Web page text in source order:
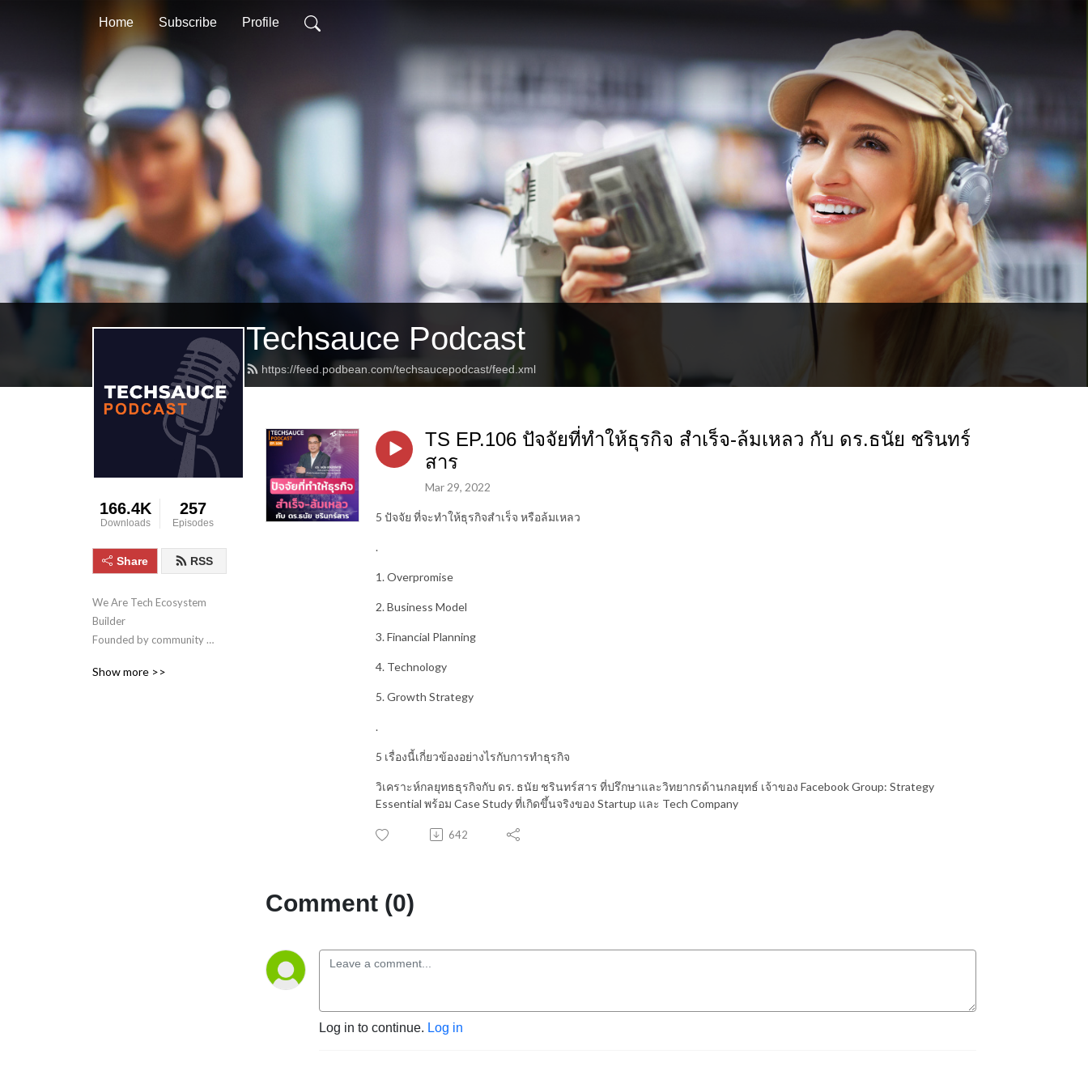
Home Subscribe Profile
Techsauce Podcast
https://feed.podbean.com/techsaucepodcast/feed.xml
166.4K
Downloads
257
Episodes
Share RSS
We Are Tech Ecosystem
Builder
Founded by community
Thailand, Techsauce is the
Show more >>
TS EP.106 ปัจจัยที่ทำให้ธุรกิจ สำเร็จ-ล้มเหลว กับ ดร.ธนัย ชรินทร์
สาร
Mar 29, 2022
5 ปัจจัย ที่จะทำให้ธุรกิจสำเร็จ หรือล้มเหลว
.
1. Overpromise
2. Business Model
3. Financial Planning
4. Technology
5. Growth Strategy
.
5 เรื่องนี้เกี่ยวข้องอย่างไรกับการทำธุรกิจ
วิเคราะห์กลยุทธธุรกิจกับ ดร. ธนัย ชรินทร์สาร ที่ปรึกษาและวิทยากรด้านกลยุทธ์ เจ้าของ Facebook Group: Strategy
Essential พร้อม Case Study ที่เกิดขึ้นจริงของ Startup และ Tech Company
642
Comment (0)
Log in to continue. Log in